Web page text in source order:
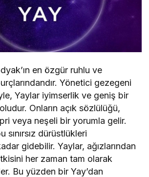
en özgür ruhlu ve
Yönetici gezegeni
Yaylar iyimserlik ve geniş bir
Onların açık sözlülüğü,
veya neşeli bir yorumla gelir.
sınırsız dürüstlükleri
gidebilir. Yaylar, ağızlarından
her zaman tam olarak
Bu yüzden bir Yay’dan